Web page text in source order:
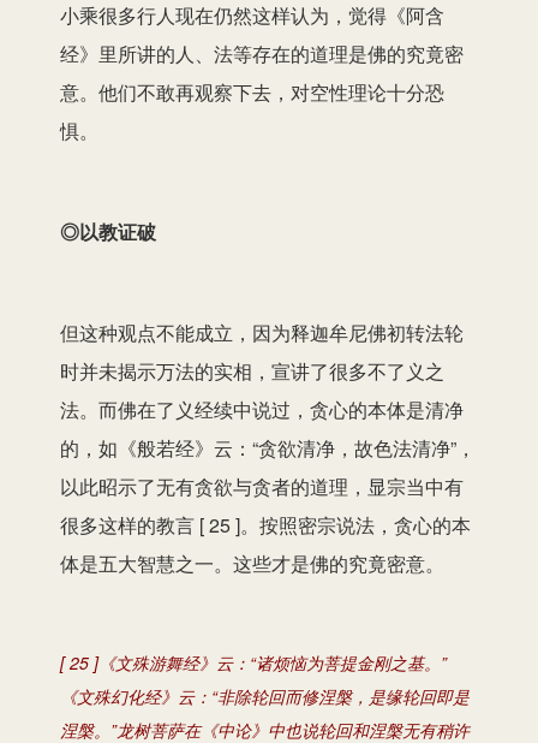
小乘很多行人现在仍然这样认为，觉得《阿含
经》里所讲的人、法等存在的道理是佛的究竟密
意。他们不敢再观察下去，对空性理论十分恐
惧。
◎以教证破
但这种观点不能成立，因为释迦牟尼佛初转法轮
时并未揭示万法的实相，宣讲了很多不了义之
法。而佛在了义经续中说过，贪心的本体是清净
的，如《般若经》云：“贪欲清净，故色法清净”，
以此昭示了无有贪欲与贪者的道理，显宗当中有
很多这样的教言 [ 25 ]。按照密宗说法，贪心的本
体是五大智慧之一。这些才是佛的究竟密意。
[ 25 ]《文殊游舞经》云：“诸烦恼为菩提金刚之基。”
《文殊幻化经》云：“非除轮回而修涅槃，是缘轮回即是
涅槃。”龙树菩萨在《中论》中也说轮回和涅槃无有稍许